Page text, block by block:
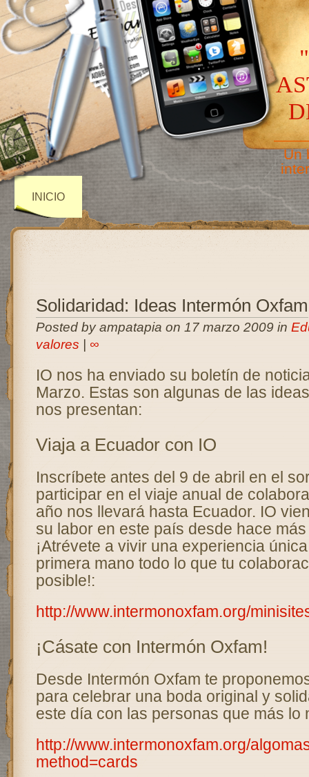
Un
INICIO
Solidaridad: Ideas Intermón Oxfam
Posted by ampatapia on 17 marzo 2009 in
valores
∞
IO nos ha enviado su boletín de
Marzo. Estas son algunas de las
nos presentan:
Viaja a Ecuador con IO
Inscríbete antes del 9 de abril en el
participar en el viaje anual de
año nos llevará hasta Ecuador. IO
su labor en este país desde hace
¡Atrévete a vivir una experiencia
primera mano todo lo que tu
posible!:
http://www.intermonoxfam.org/
¡Cásate con Intermón Oxfam!
Desde Intermón Oxfam te
para celebrar una boda original y
este día con las personas que más lo
http://www.intermonoxfam.org/
method=cards